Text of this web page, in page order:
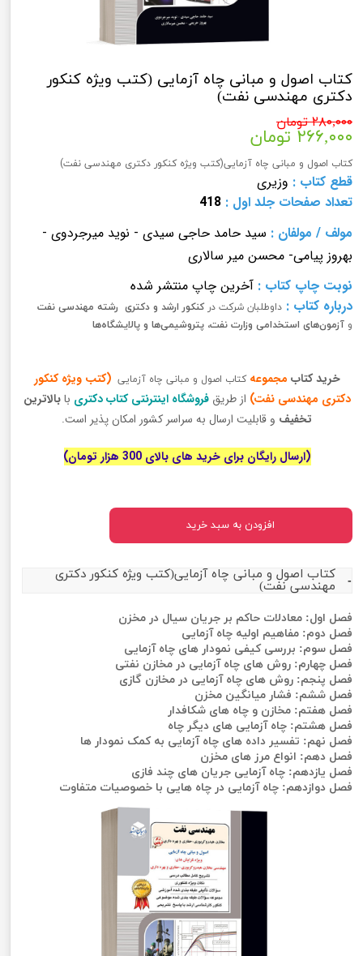
کتاب اصول و مبانی چاه آزمایی (کتب ویژه کنکور
دکتری مهندسی نفت)
۲۸۰,۰۰۰ تومان
۲۶۶,۰۰۰ تومان
کتاب اصول و مبانی چاه آزمایی(کتب ویژه کنکور دکتری مهندسی نفت)
قطع کتاب : وزیری
تعداد صفحات جلد اول :
418
مولف / مولفان : سید حامد حاجی سیدی - نوید میرجردوی -
بهروز پیامی- محسن میر سالاری
نوبت چاپ کتاب : آخرین چاپ منتشر شده
درباره کتاب : داوطلبان شرکت در کنکور ارشد و دکتری رشته مهندسی نفت
و آزمون‌های استخدامی وزارت نفت، پتروشیمی‌ها و پالایشگاه‌ها
خرید کتاب مجموعهکتاب اصول و مبانی چاه آزمایی (کتب ویژه کنکور
دکتری مهندسی نفت) از طریق فروشگاه اینترنتی کتاب دکتری بابالاترین
تخفیف و قابلیت ارسال به سراسر کشور امکان پذیر است.
(ارسال رایگان برای خرید های بالای 300 هزار تومان)
افزودن به سبد خرید
کتاب اصول و مبانی چاه آزمایی(کتب ویژه کنکور دکتری
مهندسی نفت)
فصل اول: معادلات حاکم بر جریان سیال در مخزن
فصل دوم: مفاهیم اولیه چاه آزمایی
فصل سوم: بررسی کیفی نمودار های چاه آزمایی
فصل چهارم: روش های چاه آزمایی در مخازن نفتی
فصل پنجم: روش های چاه آزمایی در مخازن گازی
فصل ششم: فشار میانگین مخزن
فصل هفتم: مخازن و چاه های شکافدار
فصل هشتم: چاه آزمایی های دیگر چاه
فصل نهم: تفسیر داده های چاه آزمایی به کمک نمودار ها
فصل دهم: انواع مرز های مخزن
فصل یازدهم: چاه آزمایی جریان های چند فازی
فصل دوازدهم: چاه آزمایی در چاه هایی با خصوصیات متفاوت